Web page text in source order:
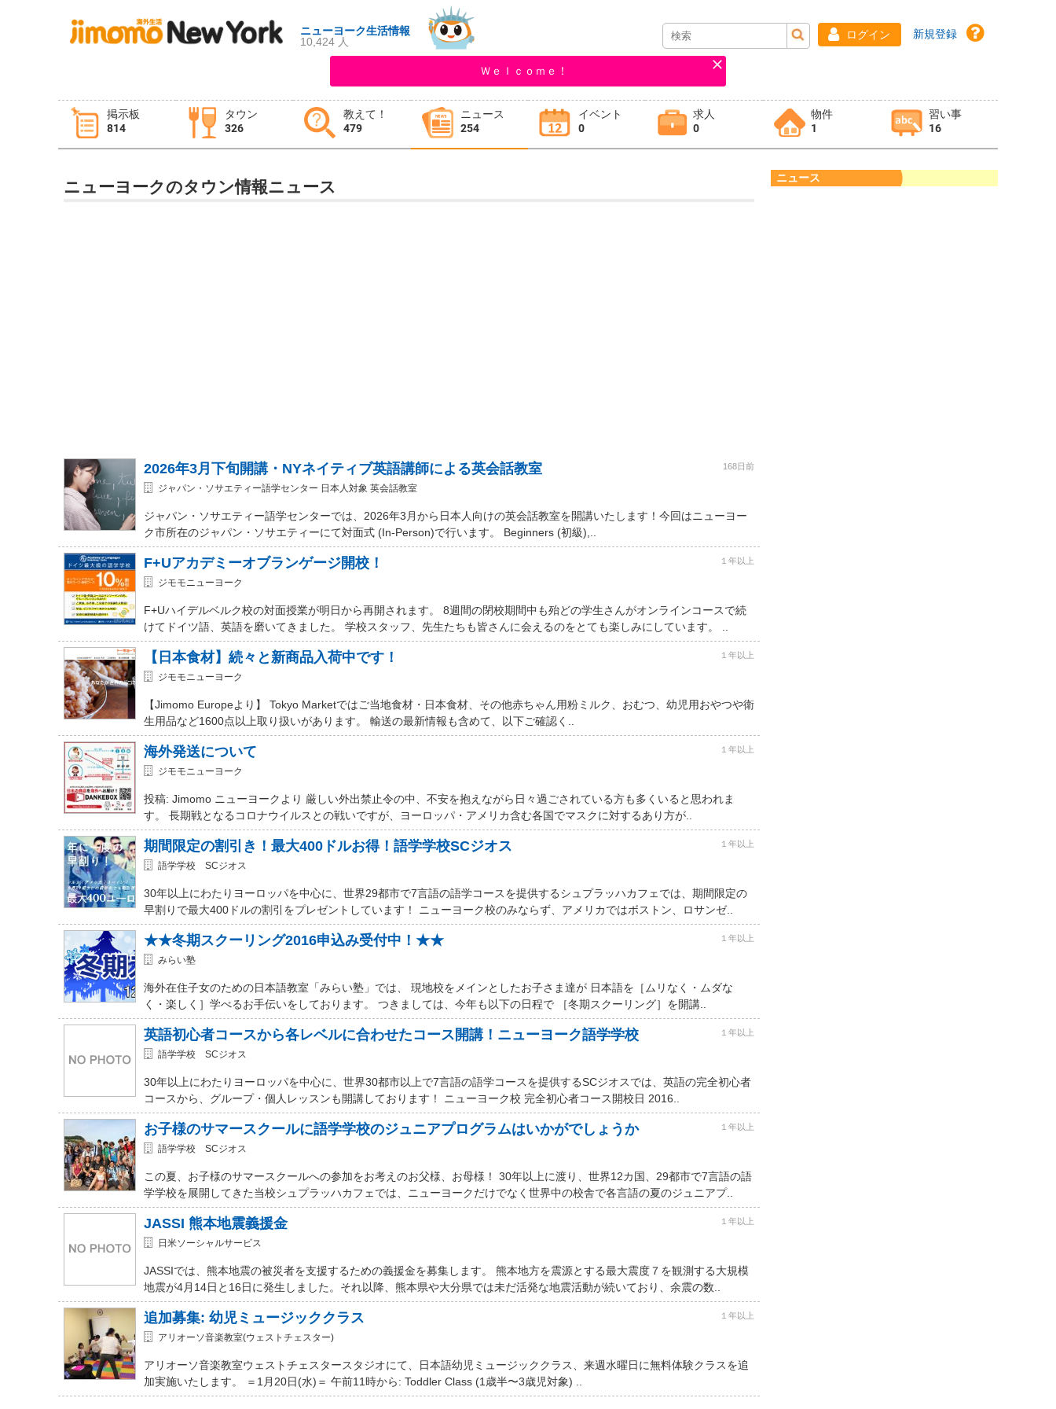
ニューヨーク生活情報
10,424 人
ログイン 新規登録
Ｗｅｌｃｏｍｅ！
掲示板
814
タウン
326
教えて！
479
ニュース
254
イベント
0
求人
0
物件
1
習い事
16
タウン情報
イベント 求人
ニューヨークのタウン情報ニュース
2026年3月下旬開講・NYネイティブ英語講師による英会話教室 168日前
ジャパン・ソサエティー語学センター 日本人対象 英会話教室
ジャパン・ソサエティー語学センターでは、2026年3月から日本人向けの英会話教室を開講いたします！今回はニューヨー
ク市所在のジャパン・ソサエティーにて対面式 (In-Person)で行います。 Beginners (初級),..
F+Uアカデミーオブランゲージ開校！ １年以上
ジモモニューヨーク
F+Uハイデルベルク校の対面授業が明日から再開されます。 8週間の閉校期間中も殆どの学生さんがオンラインコースで続
けてドイツ語、英語を磨いてきました。 学校スタッフ、先生たちも皆さんに会えるのをとても楽しみにしています。 ..
【日本食材】続々と新商品入荷中です！ １年以上
ジモモニューヨーク
【Jimomo Europeより】 Tokyo Marketではご当地食材・日本食材、その他赤ちゃん用粉ミルク、おむつ、幼児用おやつや衛
生用品など1600点以上取り扱いがあります。 輸送の最新情報も含めて、以下ご確認く..
海外発送について １年以上
ジモモニューヨーク
投稿: Jimomo ニューヨークより 厳しい外出禁止令の中、不安を抱えながら日々過ごされている方も多くいると思われま
す。 長期戦となるコロナウイルスとの戦いですが、ヨーロッパ・アメリカ含む各国でマスクに対するあり方が..
期間限定の割引き！最大400ドルお得！語学学校SCジオス １年以上
語学学校 SCジオス
30年以上にわたりヨーロッパを中心に、世界29都市で7言語の語学コースを提供するシュプラッハカフェでは、期間限定の
早割りで最大400ドルの割引をプレゼントしています！ ニューヨーク校のみならず、アメリカではボストン、ロサンゼ..
★★冬期スクーリング2016申込み受付中！★★ １年以上
みらい塾
海外在住子女のための日本語教室「みらい塾」では、 現地校をメインとしたお子さま達が 日本語を［ムリなく・ムダな
く・楽しく］学べるお手伝いをしております。 つきましては、今年も以下の日程で ［冬期スクーリング］を開講..
英語初心者コースから各レベルに合わせたコース開講！ニューヨーク語学学校 １年以上
語学学校 SCジオス
30年以上にわたりヨーロッパを中心に、世界30都市以上で7言語の語学コースを提供するSCジオスでは、英語の完全初心者
コースから、グループ・個人レッスンも開講しております！ ニューヨーク校 完全初心者コース開校日 2016..
お子様のサマースクールに語学学校のジュニアプログラムはいかがでしょうか １年以上
語学学校 SCジオス
この夏、お子様のサマースクールへの参加をお考えのお父様、お母様！ 30年以上に渡り、世界12カ国、29都市で7言語の語
学学校を展開してきた当校シュプラッハカフェでは、ニューヨークだけでなく世界中の校舎で各言語の夏のジュニアプ..
JASSI 熊本地震義援金 １年以上
日米ソーシャルサービス
JASSIでは、熊本地震の被災者を支援するための義援金を募集します。 熊本地方を震源とする最大震度７を観測する大規模
地震が4月14日と16日に発生しました。それ以降、熊本県や大分県では未だ活発な地震活動が続いており、余震の数..
追加募集: 幼児ミュージッククラス １年以上
アリオーソ音楽教室(ウェストチェスター)
アリオーソ音楽教室ウェストチェスタースタジオにて、日本語幼児ミュージッククラス、来週水曜日に無料体験クラスを追
加実施いたします。 ＝1月20日(水)＝ 午前11時から: Toddler Class (1歳半〜3歳児対象) ..
ニュース